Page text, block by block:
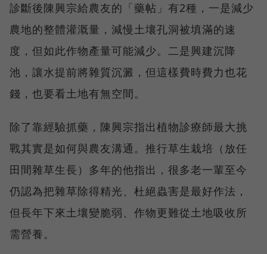
診斷後陳興宗給農友的「藥帖」有2種，一是減少
農地的整體灌溉量，減慢土壤孔洞被填滿的速
度，但如此作物產量可能減少。二是興建沉降
池，讓水提前將雜質沉澱，但這樣費時費力也花
錢，也要看土地有無空間。
除了靠經驗抓藥，陳興宗指出植物診療師最大挑
戰其實是如何與農友溝通。推行草生栽培（放任
田間雜草生長）多年的他指出，很多老一輩至今
仍認為把雜草除得精光、杜絕蟲害是最好作法，
但長年下來土壤變脆弱、作物更難從土地吸收所
需營養。